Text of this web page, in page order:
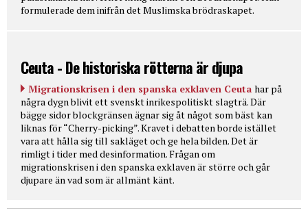
formulerade dem inifrån det Muslimska brödraskapet.
Ceuta - De historiska rötterna är djupa
Migrationskrisen i den spanska exklaven Ceuta har på
några dygn blivit ett svenskt inrikespolitiskt slagträ. Där
bägge sidor blockgränsen ägnar sig åt något som bäst kan
liknas för “Cherry-picking”. Kravet i debatten borde istället
vara att hålla sig till sakläget och ge hela bilden. Det är
rimligt i tider med desinformation. Frågan om
migrationskrisen i den spanska exklaven är större och går
djupare än vad som är allmänt känt.